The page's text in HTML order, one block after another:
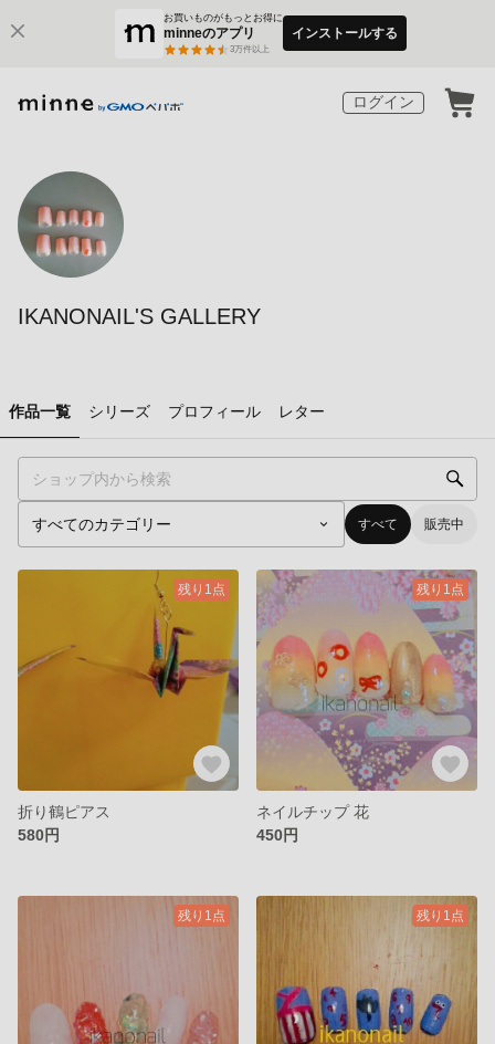
お買いものがもっとお得に
minneのアプリ
3万件以上
インストールする
ログイン
IKANONAIL'S GALLERY
作品一覧 シリーズ プロフィール レター
すべて 販売中
残り1点
折り鶴ピアス
580円
残り1点
ネイルチップ 花
450円
残り1点 残り1点